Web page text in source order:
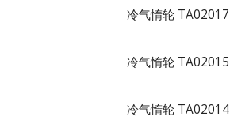
冷气惰轮 TA02017
冷气惰轮 TA02015
冷气惰轮 TA02014